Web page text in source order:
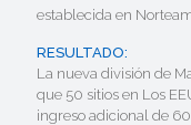
establecida en
RESULTADO:
La nueva división de
que 50 sitios en Los
ingreso adicional de